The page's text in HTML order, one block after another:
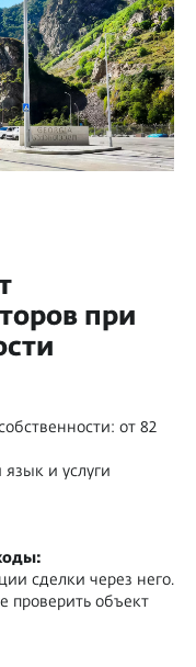
при
от 82
и услуги
сделки через него.
проверить объект